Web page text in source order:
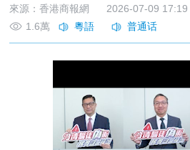
來源：香港商報網
2026-07-09 17:19
1.6萬